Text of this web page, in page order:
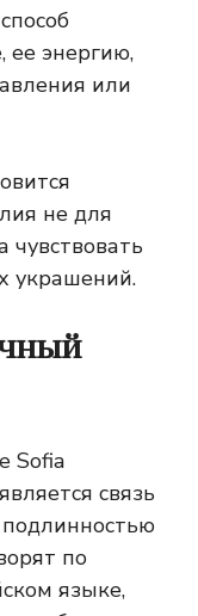
ее энергию,
или
не для
чувствовать
украшений.
Sofia
связь
по
языке,